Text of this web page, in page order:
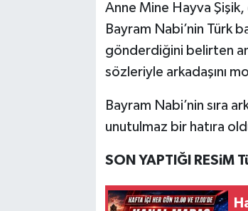
Anne Mine Hayva Şişik,
Bayram Nabi’nin Türk
gönderdiğini belirten
sözleriyle arkadaşını
Bayram Nabi’nin sıra
unutulmaz bir hatıra
SON YAPTIĞI RESiM